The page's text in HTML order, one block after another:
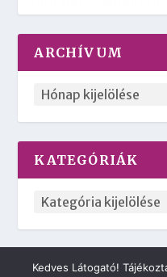
ARCHÍVUM
KATEGÓRIÁK
Kedves Látogató!